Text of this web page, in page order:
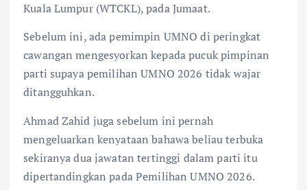
Kuala Lumpur (WTCKL), pada Jumaat.
Sebelum ini, ada pemimpin UMNO di peringkat
cawangan mengesyorkan kepada pucuk pimpinan
parti supaya pemilihan UMNO 2026 tidak wajar
ditangguhkan.
Ahmad Zahid juga sebelum ini pernah
mengeluarkan kenyataan bahawa beliau terbuka
sekiranya dua jawatan tertinggi dalam parti itu
dipertandingkan pada Pemilihan UMNO 2026.